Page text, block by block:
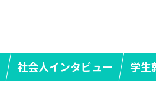
社会人インタビュー 学生